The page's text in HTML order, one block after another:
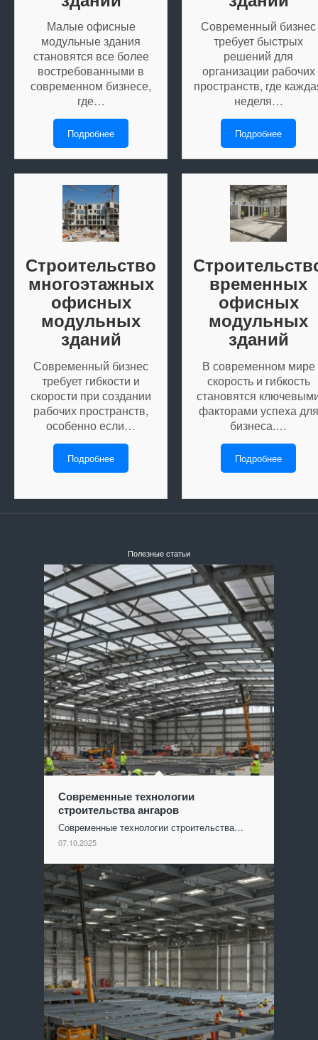
Малые офисные
модульные здания
становятся все более
востребованными в
современном бизнесе,
где…
Подробнее
Современный бизнес
требует быстрых
решений для
организации рабочих
пространств, где
неделя…
Подробнее
Строительство
многоэтажных
офисных
модульных
зданий
Современный бизнес
требует гибкости и
скорости при создании
рабочих пространств,
особенно если…
Подробнее
временных
офисных
модульных
зданий
В современном мире
скорость и гибкость
становятся
факторами успеха для
бизнеса.…
Подробнее
Полезные статьи
Современные технологии
строительства ангаров
Современные технологии строительства…
07.10.2025